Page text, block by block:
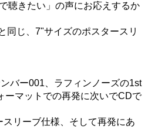
聴きたい」の声にお応えするか
同じ、7"サイズのポスタースリ
バー001、ラフィンノーズの1st
ーマットでの再発に次いでCDで
リーブ仕様、そして再発にあ